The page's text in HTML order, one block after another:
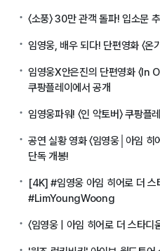
〈소풍〉 30만 관객 돌파! 입소문
임영웅, 배우 되다! 단편영화 〈온
임영웅X안은진의 단편영화 〈In
쿠팡플레이에서 공개
임영웅파워! 〈인 악토버〉 쿠팡플
공연 실황 영화 〈임영웅│아임
단독 개봉!
[4K] #임영웅 아임 히어로 더 스
#LimYoungWoong
〈임영웅 | 아임 히어로 더 스타디